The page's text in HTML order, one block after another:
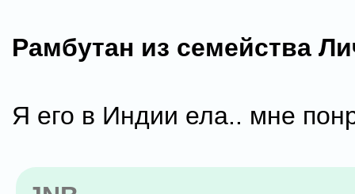
Рамбутан из семейства
Я его в Индии ела.. мне